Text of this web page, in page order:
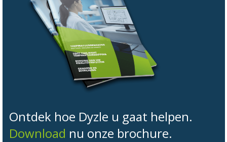
Ontdek hoe Dyzle u gaat helpen.
Download nu onze brochure.